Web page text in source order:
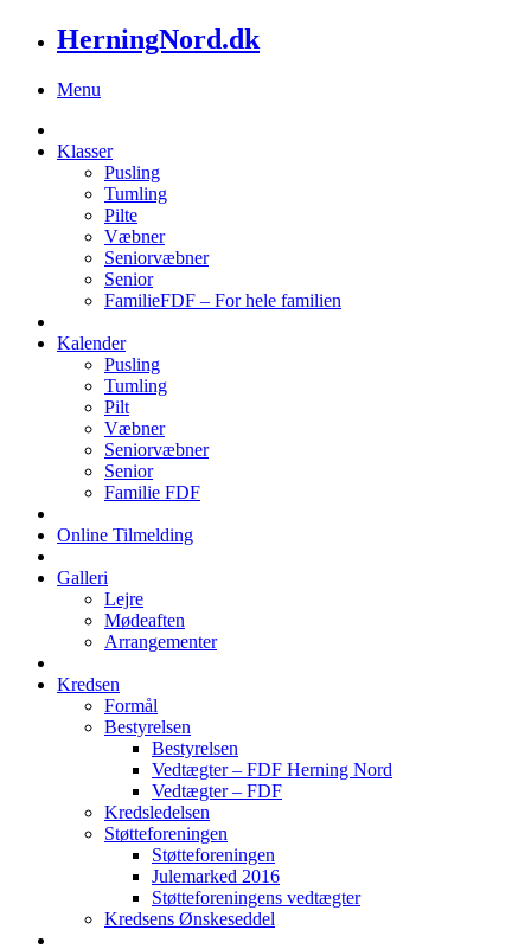
HerningNord.dk
Menu
Klasser
Pusling
Tumling
Pilte
Væbner
Seniorvæbner
Senior
FamilieFDF – For hele familien
Kalender
Pusling
Tumling
Pilt
Væbner
Seniorvæbner
Senior
Familie FDF
Online Tilmelding
Galleri
Lejre
Mødeaften
Arrangementer
Kredsen
Formål
Bestyrelsen
Bestyrelsen
Vedtægter – FDF Herning Nord
Vedtægter – FDF
Kredsledelsen
Støtteforeningen
Støtteforeningen
Julemarked 2016
Støtteforeningens vedtægter
Kredsens Ønskeseddel